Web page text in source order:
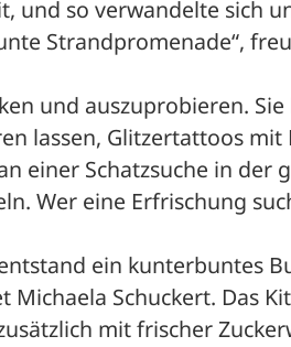
und so verwandelte sich
Strandpromenade“,
und auszuprobieren.
lassen, Glitzertattoos mit
einer Schatzsuche in der
Wer eine Erfrischung
ein kunterbuntes
Schuckert. Das
mit frischer